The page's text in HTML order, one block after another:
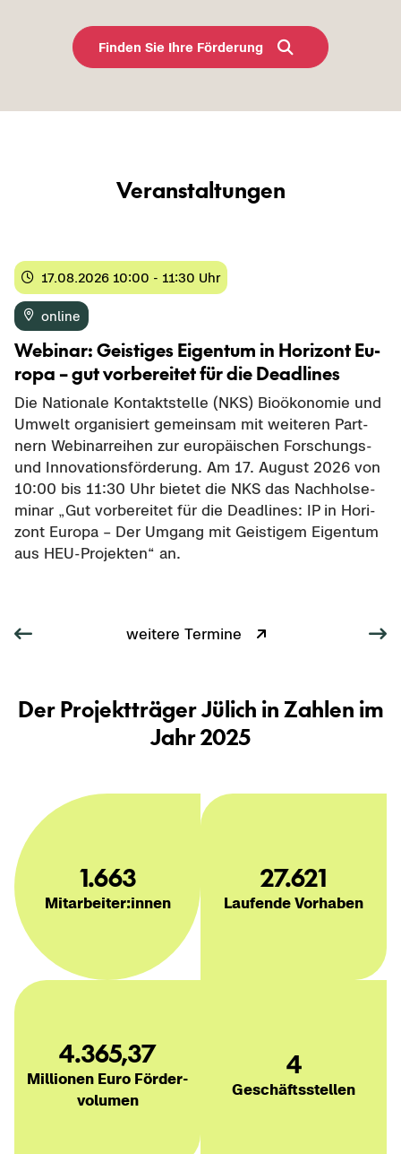
Fin­den Sie Ihre För­de­rung
Ver­an­stal­tun­gen
17.08.2026 10:00 - 11:30 Uhr
on­line
We­bi­nar: Geis­ti­ges Ei­gen­tum in Ho­ri­zont Eu­
ro­pa – gut vor­be­rei­tet für die Dead­lines
Die Na­tio­na­le Kon­takt­stel­le (NKS) Bio­öko­no­mie und
Um­welt or­ga­ni­siert ge­mein­sam mit wei­te­ren Part­
nern We­bi­nar­rei­hen zur eu­ro­päi­schen Forschungs-​
und In­no­va­ti­ons­för­de­rung. Am 17. Au­gust 2026 von
10:00 bis 11:30 Uhr bie­tet die NKS das Nach­hol­se­
mi­nar „Gut vor­be­rei­tet für die Dead­lines: IP in Ho­ri­
zont Eu­ro­pa – Der Um­gang mit Geis­ti­gem Ei­gen­tum
aus HEU-​Projekten“ an.
wei­te­re Ter­mi­ne
Der Pro­jekt­trä­ger Jü­lich in Zah­len im
Jahr 2025
1.663
Mit­ar­bei­ter:innen
27.621
Lau­fen­de Vor­ha­ben
4.365,37
Mil­lio­nen Euro För­der­
vo­lu­men
4
Ge­schäfts­stel­len